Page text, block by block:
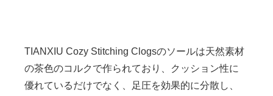
TIANXIU Cozy Stitching Clogsのソールは天然素材
の茶色のコルクで作られており、クッション性に
優れているだけでなく、足圧を効果的に分散し、